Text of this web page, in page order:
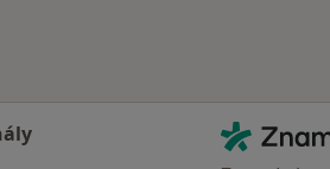
ZnamyLekar -